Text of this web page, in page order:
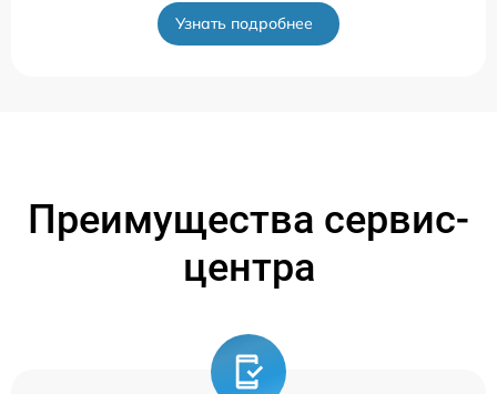
Узнать подробнее
Преимущества сервис-
центра